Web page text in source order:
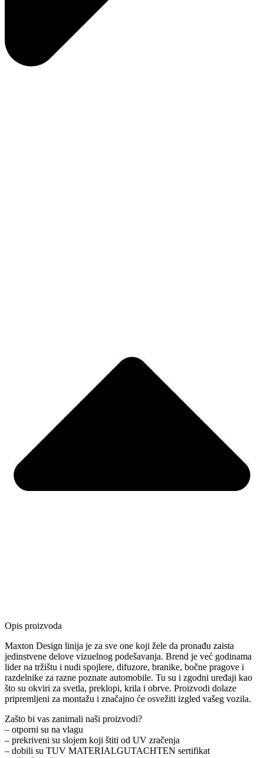
Opis proizvoda
Maxton Design linija je za sve one koji žele da pronađu zaista
jedinstvene delove vizuelnog podešavanja. Brend je već godinama
lider na tržištu i nudi spojlere, difuzore, branike, bočne pragove i
razdelnike za razne poznate automobile. Tu su i zgodni uređaji kao
što su okviri za svetla, preklopi, krila i obrve. Proizvodi dolaze
pripremljeni za montažu i značajno će osvežiti izgled vašeg vozila.
Zašto bi vas zanimali naši proizvodi?
– otporni su na vlagu
– prekriveni su slojem koji štiti od UV zračenja
– dobili su TUV MATERIALGUTACHTEN sertifikat